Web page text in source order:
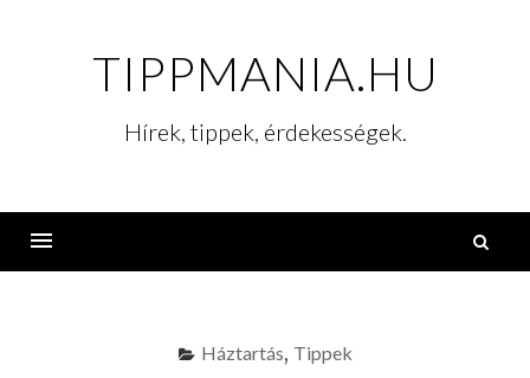
TIPPMANIA.HU
Hírek, tippek, érdekességek.
Háztartás, Tippek